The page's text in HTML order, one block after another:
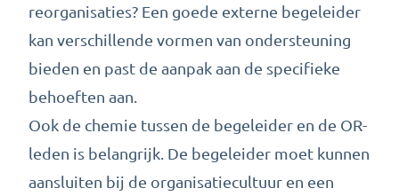
reorganisaties? Een goede externe begeleider
kan verschillende vormen van ondersteuning
bieden en past de aanpak aan de specifieke
behoeften aan.
Ook de chemie tussen de begeleider en de OR-
leden is belangrijk. De begeleider moet kunnen
aansluiten bij de organisatiecultuur en een